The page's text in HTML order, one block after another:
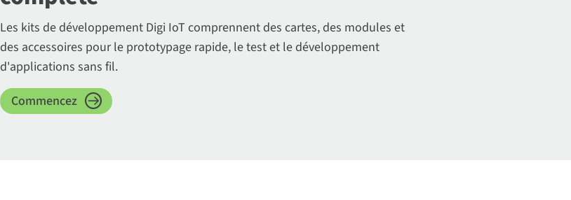
Les kits de développement Digi IoT comprennent des cartes, des modules et
des accessoires pour le prototypage rapide, le test et le développement
d'applications sans fil.
Commencez